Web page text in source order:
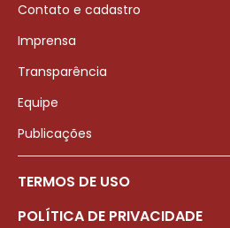
Contato e cadastro
Imprensa
Transparência
Equipe
Publicações
TERMOS DE USO
POLÍTICA DE PRIVACIDADE